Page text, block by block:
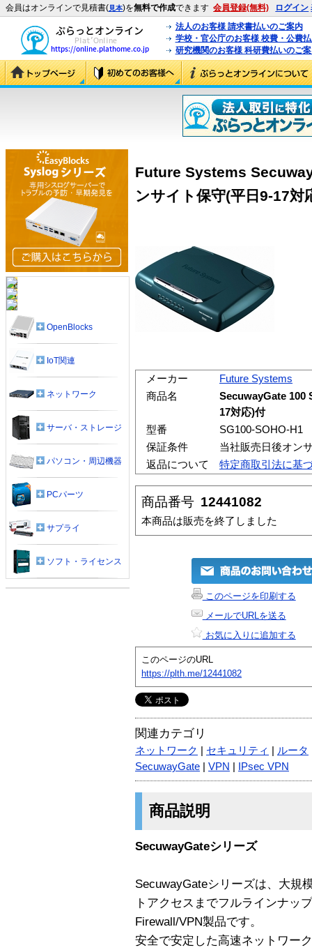
会員はオンラインで見積書(見本)を無料で作成できます 会員登録(無料) ログイン
法人のお客様 請求書払いのご案内
学校・官公庁のお客様 校費・公費
研究機関のお客様 科研費払いのご
Future Systems
ンサイト保守(平日9-17対
メーカー
Future Systems
商品名
SecuwayGate 100
17対応)付
型番
SG100-SOHO-H1
保証条件
当社販売日後オン
返品について
特定商取引法に基
商品番号 12441082
本商品は販売を終了しました
このページを印刷する
メールでURLを送る
お気に入りに追加する
このページのURL
https://plth.me/12441082
関連カテゴリ
ネットワーク セキュリティ ルータ
SecuwayGate
VPN IPsec VPN
商品説明
SecuwayGateシリーズ
SecuwayGateシリーズは、大規
トアクセスまでフルラインナッ
Firewall/VPN製品です。
安全で安定した高速ネットワー
OpenBlocks
IoT関連
ネットワーク
サーバ・ストレージ
パソコン・周辺機器
PCパーツ
サプライ
ソフト・ライセンス